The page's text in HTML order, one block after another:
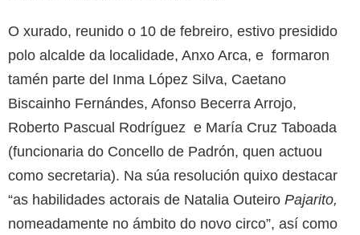
O xurado, reunido o 10 de febreiro, estivo presidido
polo alcalde da localidade, Anxo Arca, e formaron
tamén parte del Inma López Silva, Caetano
Biscainho Fernándes, Afonso Becerra Arrojo,
Roberto Pascual Rodríguez e María Cruz Taboada
(funcionaria do Concello de Padrón, quen actuou
como secretaria). Na súa resolución quixo destacar
“as habilidades actorais de Natalia Outeiro Pajarito,
nomeadamente no ámbito do novo circo”, así como